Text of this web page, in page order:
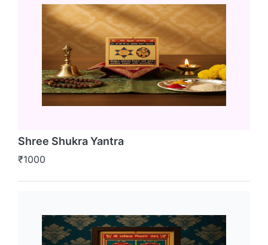
Shree Shukra Yantra
₹1000